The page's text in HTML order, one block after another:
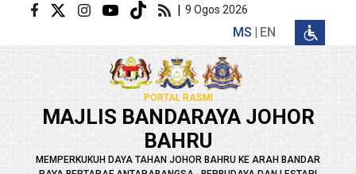
Langkau ke kandungan utama | 9 Ogos 2026
MS EN
PORTAL RASMI
MAJLIS BANDARAYA JOHOR
BAHRU
MEMPERKUKUH DAYA TAHAN JOHOR BAHRU KE ARAH BANDAR